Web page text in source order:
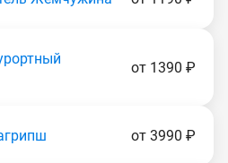
от 1390 ₽
от 3990 ₽